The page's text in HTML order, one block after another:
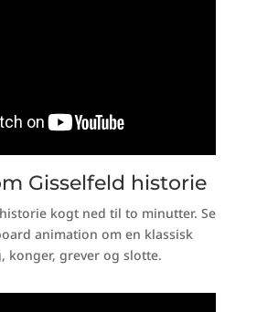
Gisselfeld historie
kogt ned til to minutter. Se
animation om en klassisk
grever og slotte.